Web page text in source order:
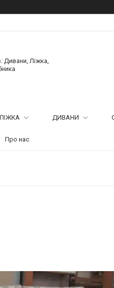
Дивани, Ліжка,
ДИВАНИ
Про нас